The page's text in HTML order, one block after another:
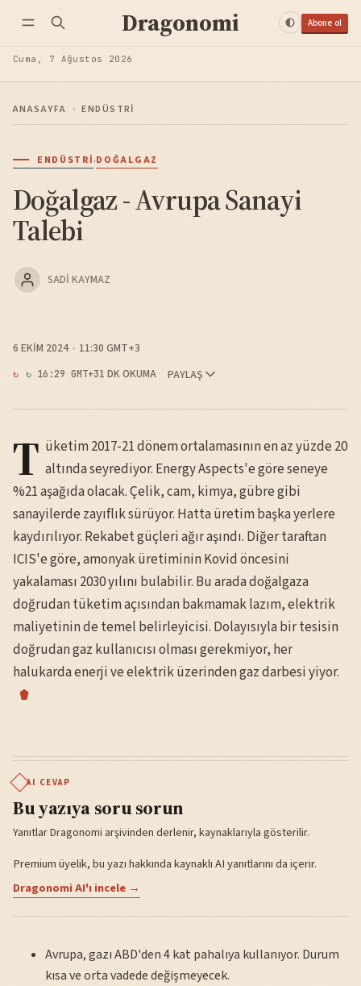
Dragonomi Abone ol
Cuma, 7 Ağustos 2026
ANASAYFA › ENDÜSTRI
ENDÜSTRI·DOĞALGAZ
Doğalgaz - Avrupa Sanayi
Talebi
SADI KAYMAZ
6 EKIM 2024 11:30 GMT+3
↻ 16:29 GMT+31 DK OKUMA PAYLAŞ
T üketim 2017-21 dönem ortalamasının en az yüzde 20
altında seyrediyor. Energy Aspects'e göre seneye
%21 aşağıda olacak. Çelik, cam, kimya, gübre gibi
sanayilerde zayıflık sürüyor. Hatta üretim başka yerlere
kaydırılıyor. Rekabet güçleri ağır aşındı. Diğer taraftan
ICIS'e göre, amonyak üretiminin Kovid öncesini
yakalaması 2030 yılını bulabilir. Bu arada doğalgaza
doğrudan tüketim açısından bakmamak lazım, elektrik
maliyetinin de temel belirleyicisi. Dolayısıyla bir tesisin
doğrudan gaz kullanıcısı olması gerekmiyor, her
halukarda enerji ve elektrik üzerinden gaz darbesi yiyor.
AI CEVAP
Bu yazıya soru sorun
Yanıtlar Dragonomi arşivinden derlenir, kaynaklarıyla gösterilir.
Premium üyelik, bu yazı hakkında kaynaklı AI yanıtlarını da içerir.
Dragonomi AI'ı incele →
Avrupa, gazı ABD'den 4 kat pahalıya kullanıyor. Durum
kısa ve orta vadede değişmeyecek.